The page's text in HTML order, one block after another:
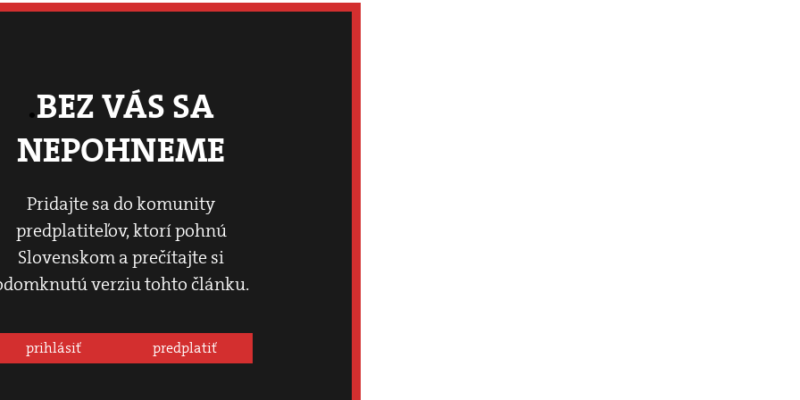
BEZ VÁS SA
NEPOHNEME
Pridajte sa do komunity
predplatiteľov, ktorí pohnú
Slovenskom a prečítajte si
verziu tohto článku.
prihlásiť predplatiť